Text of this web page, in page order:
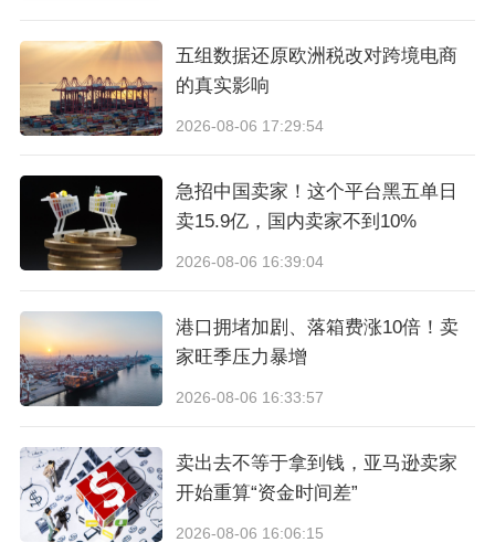
五组数据还原欧洲税改对跨境电商
的真实影响
2026-08-06 17:29:54
急招中国卖家！这个平台黑五单日
卖15.9亿，国内卖家不到10%
2026-08-06 16:39:04
港口拥堵加剧、落箱费涨10倍！卖
家旺季压力暴增
2026-08-06 16:33:57
卖出去不等于拿到钱，亚马逊卖家
开始重算“资金时间差”
2026-08-06 16:06:15